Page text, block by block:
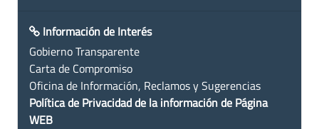
Información de Interés
Gobierno Transparente
Carta de Compromiso
Oficina de Información, Reclamos y Sugerencias
Política de Privacidad de la información de Página
WEB